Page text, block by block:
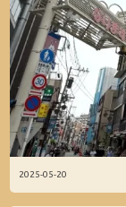
2025-05-20